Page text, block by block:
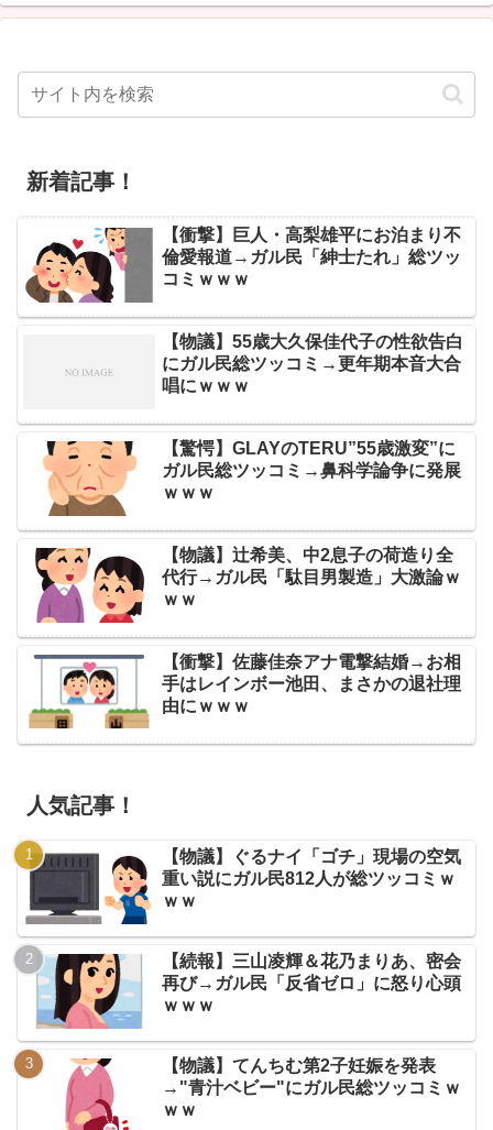
新着記事！
【衝撃】巨人・高梨雄平にお泊まり不
倫愛報道→ガル民「紳士たれ」総ツッ
コミｗｗｗ
【物議】55歳大久保佳代子の性欲告白
にガル民総ツッコミ→更年期本音大合
唱にｗｗｗ
【驚愕】GLAYのTERU”55歳激変”に
ガル民総ツッコミ→鼻科学論争に発展
ｗｗｗ
【物議】辻希美、中2息子の荷造り全
代行→ガル民「駄目男製造」大激論ｗ
ｗｗ
【衝撃】佐藤佳奈アナ電撃結婚→お相
手はレインボー池田、まさかの退社理
由にｗｗｗ
人気記事！
【物議】ぐるナイ「ゴチ」現場の空気
重い説にガル民812人が総ツッコミｗ
ｗｗ
【続報】三山凌輝＆花乃まりあ、密会
再び→ガル民「反省ゼロ」に怒り心頭
ｗｗｗ
【物議】てんちむ第2子妊娠を発表
→"青汁ベビー"にガル民総ツッコミｗ
ｗｗ